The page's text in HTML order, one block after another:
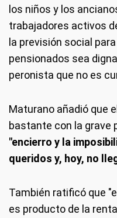
los niños y los
trabajadores activos
la previsión social
pensionados sea
peronista que no es
Maturano añadió que
bastante con la grave
"encierro y la
queridos y, hoy, no
También ratificó que
es producto de la